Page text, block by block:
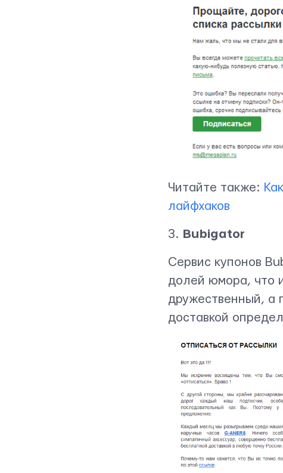
Читайте также:
лайфхаков
3. Bubigator
Сервис купонов
долей юмора, что
дружественный, а
доставкой
Мы вам ответим в течении24 часов.